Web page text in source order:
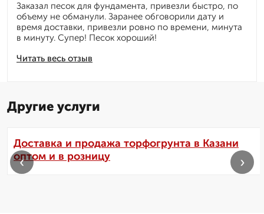
Читать весь отзыв
Заказал песок для фундамента, привезли быстро, по
объему не обманули. Заранее обговорили дату и
время доставки, привезли ровно по времени, минута
в минуту. Супер! Песок хороший!
Другие услуги
Доставка и продажа торфогрунта в Казани
оптом и в розницу
‹ ›